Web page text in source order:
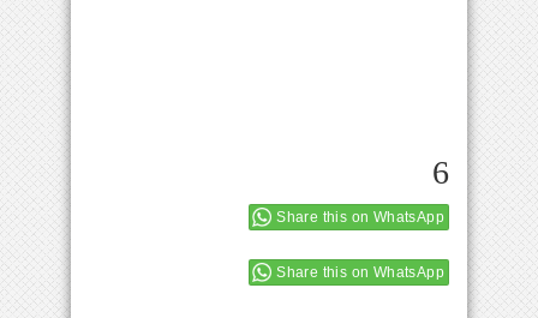
6
Share this on WhatsApp
Share this on WhatsApp